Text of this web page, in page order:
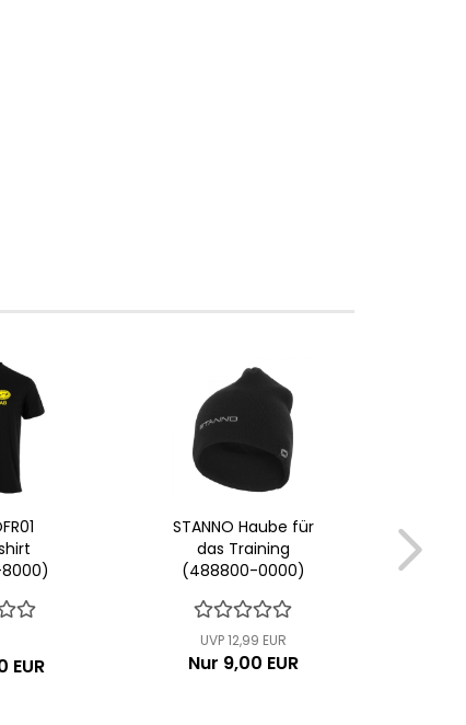
EUR
STANNO Haube für
das Training
(488800-0000)
UVP 12,99 EUR
Nur 9,00 EUR